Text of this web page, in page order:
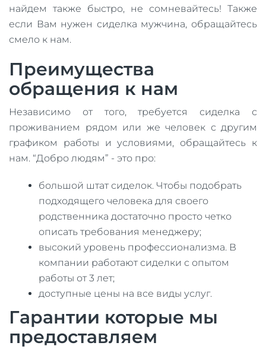
найдем также быстро, не сомневайтесь! Также
если Вам нужен сиделка мужчина, обращайтесь
смело к нам.
Преимущества
обращения к нам
Независимо от того, требуется сиделка с
проживанием рядом или же человек с другим
графиком работы и условиями, обращайтесь к
нам. “Добро людям” - это про:
большой штат сиделок. Чтобы подобрать
подходящего человека для своего
родственника достаточно просто четко
описать требования менеджеру;
высокий уровень профессионализма. В
компании работают сиделки с опытом
работы от 3 лет;
доступные цены на все виды услуг.
Гарантии которые мы
предоставляем